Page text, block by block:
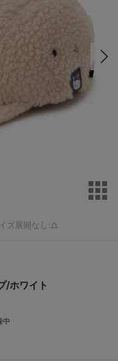
ズ展開なし:△
/ホワイト
中